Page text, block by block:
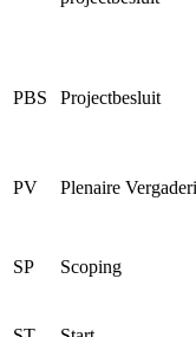
PBS Projectbesluit
PV Plenaire
SP Scoping